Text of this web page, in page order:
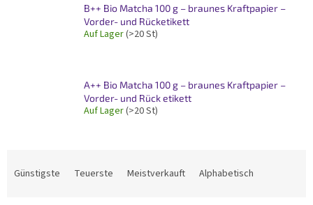
B++ Bio Matcha 100 g – braunes Kraftpapier –
Vorder- und Rücketikett
Auf Lager(>20 St)
A++ Bio Matcha 100 g – braunes Kraftpapier –
Vorder- und Rück etikett
Auf Lager(>20 St)
Günstigste Teuerste Meistverkauft Alphabetisch